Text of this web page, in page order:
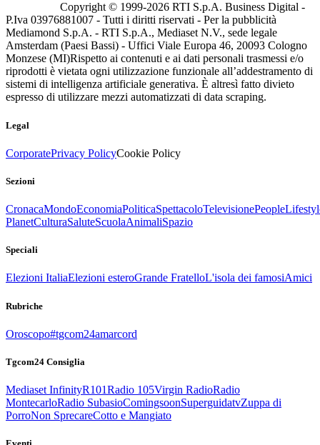
Copyright © 1999-2026 RTI S.p.A. Business Digital -
P.Iva 03976881007 - Tutti i diritti riservati - Per la pubblicità
Mediamond S.p.A. - RTI S.p.A., Mediaset N.V., sede legale
Amsterdam (Paesi Bassi) - Uffici Viale Europa 46, 20093 Cologno
Monzese (MI)Rispetto ai contenuti e ai dati personali trasmessi e/o
riprodotti è vietata ogni utilizzazione funzionale all’addestramento di
sistemi di intelligenza artificiale generativa. È altresì fatto divieto
espresso di utilizzare mezzi automatizzati di data scraping.
Legal
CorporatePrivacy PolicyCookie Policy
Sezioni
CronacaMondoEconomiaPoliticaSpettacoloTelevisionePeople
PlanetCulturaSaluteScuolaAnimaliSpazio
Speciali
Elezioni ItaliaElezioni esteroGrande FratelloL'isola dei famosiAmici
Rubriche
Oroscopo#tgcom24amarcord
Tgcom24 Consiglia
Mediaset InfinityR101Radio 105Virgin RadioRadio
MontecarloRadio SubasioComingsoonSuperguidatvZuppa di
PorroNon SprecareCotto e Mangiato